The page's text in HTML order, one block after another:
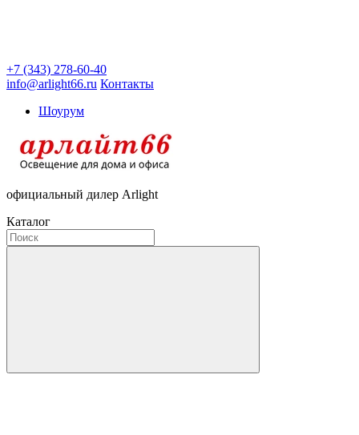
+7 (343) 278-60-40
info@arlight66.ru Контакты
Шоурум
официальный дилер Arlight
Каталог